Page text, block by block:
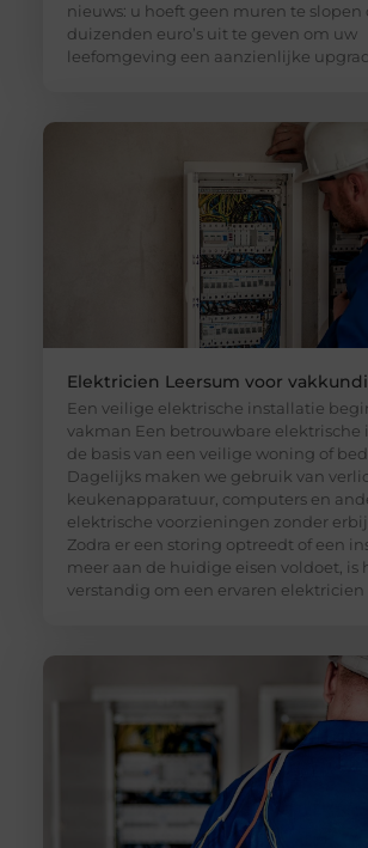
nieuws: u hoeft geen muren te slopen
duizenden euro’s uit te geven om uw
leefomgeving een aanzienlijke
Elektricien Leersum voor
Een veilige elektrische installatie
vakman Een betrouwbare elektrische
de basis van een veilige woning of
Dagelijks maken we gebruik van
keukenapparatuur, computers en
elektrische voorzieningen zonder erbij
Zodra er een storing optreedt of een
meer aan de huidige eisen voldoet, is
verstandig om een ervaren elektricien